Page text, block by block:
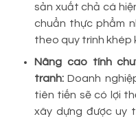
sản xuất chả cá
chuẩn thực phẩm
theo quy trình khép
Nâng cao tính
tranh: Doanh
tiên tiến sẽ có lợi
xây dựng được uy